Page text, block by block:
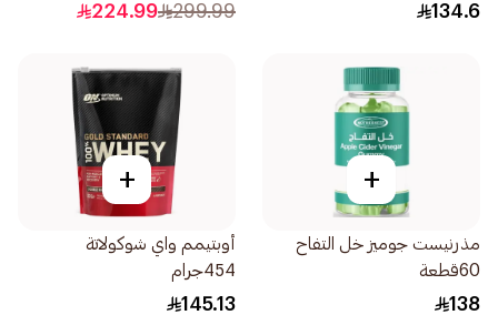
134.6
299.99
224.99
+
مذرنيست جوميز خل التفاح
60قطعة
138
+
أوبتيمم واي شوكولاتة
454جرام
145.13